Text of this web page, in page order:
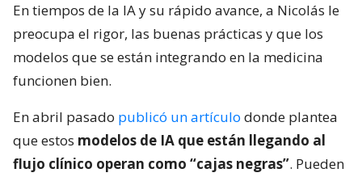
En tiempos de la IA y su rápido avance, a Nicolás le
preocupa el rigor, las buenas prácticas y que los
modelos que se están integrando en la medicina
funcionen bien.
En abril pasado publicó un artículo donde plantea
que estos modelos de IA que están llegando al
flujo clínico operan como “cajas negras”. Pueden